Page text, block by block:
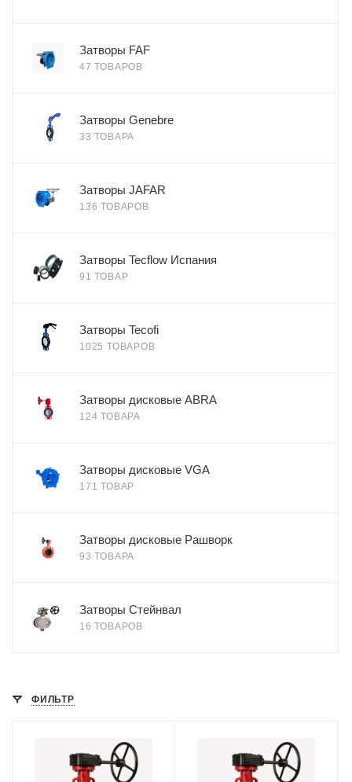
Затворы FAF
47 ТОВАРОВ
Затворы Genebre
33 ТОВАРА
Затворы JAFAR
136 ТОВАРОВ
Затворы Tecflow Испания
91 ТОВАР
Затворы Tecofi
1025 ТОВАРОВ
Затворы дисковые ABRA
124 ТОВАРА
Затворы дисковые VGA
171 ТОВАР
Затворы дисковые Рашворк
93 ТОВАРА
Затворы Стейнвал
16 ТОВАРОВ
ФИЛЬТР